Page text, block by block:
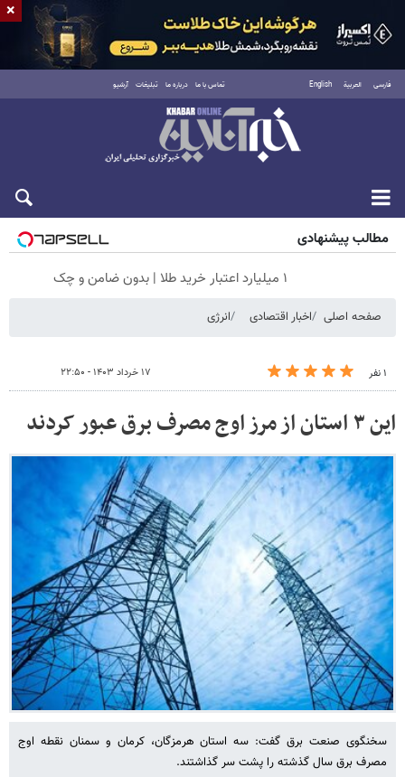
فارسی العربية English تماس با ما درباره ما تبلیغات آرشیو
جمعه ۱۶ مرداد ۱۴۰۵
مطالب پیشنهادی
۱ میلیارد اعتبار خرید طلا | بدون ضامن و چک
صفحه اصلی اخبار اقتصادی انرژی
۱ نفر ۱۷ خرداد ۱۴۰۳ - ۲۲:۵۰
این ۳ استان از مرز اوج مصرف برق عبور کردند
سخنگوی صنعت برق گفت: سه استان هرمزگان، کرمان و سمنان نقطه اوج
مصرف برق سال گذشته را پشت سر گذاشتند.
×